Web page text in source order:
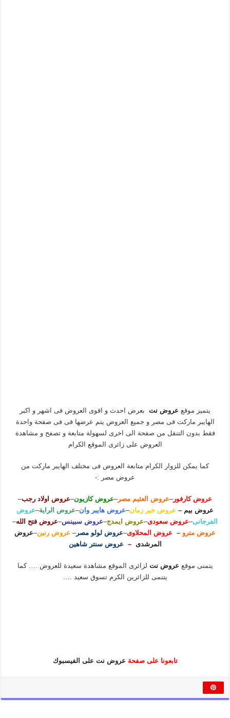
يتميز موقع عروض نت بعرض احدث و اقوى العروض فى اشهر و اكبر
الهايبر ماركت فى مصر و جميع العروض يتم عرضها فى فى صفحة واحدة
فقط بدون التنقل من صفحة الى اخرى لسهولة متابعة و تصفح و مشاهدة
العروض على زائرى الموقع الكرام
كما يمكن للزوار الكرام متابعة العروض فى مختلف الهايبر ماركت من
عروض مصر :-
عروض كارفور –عروض العثيم مصر –عروض كازيون–عروض اولاد رجب–
عروض بيم– عروض خير زمان–عروض هايبر وان–عروض الراية–عروض
الفرجانى–عروض سعودى–عروض ايمدج–عروض سبينس–عروض فتح الله–
عروض مترو– عروض المحلاوى–عروض لولو مصر –عروض رنين–عروض
المرشدى– عروض سنتر شاهين
يتمنى موقع عروض نتلزائرى الموقع مشاهدة سعيدة للعروض …. كما
يتنمى للزائرين الكرم تسوق سعيد ….
تابعونا على صفحة عروض نت على الفيسبوك